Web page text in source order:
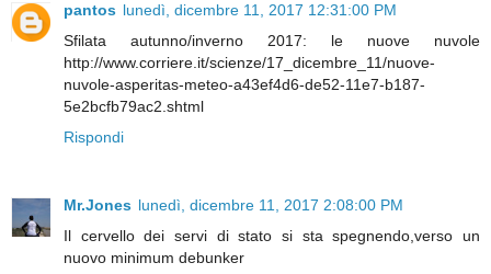
pantos lunedì, dicembre 11, 2017 12:31:00 PM
Sfilata autunno/inverno 2017: le nuove nuvole
http://www.corriere.it/scienze/17_dicembre_11/nuove-
nuvole-asperitas-meteo-a43ef4d6-de52-11e7-b187-
5e2bcfb79ac2.shtml
Rispondi
Mr.Jones lunedì, dicembre 11, 2017 2:08:00 PM
Il cervello dei servi di stato si sta spegnendo,verso un
nuovo minimum debunker